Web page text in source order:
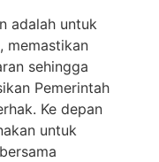
adalah untuk
memastikan
sehingga
Pemerintah
Ke depan
untuk